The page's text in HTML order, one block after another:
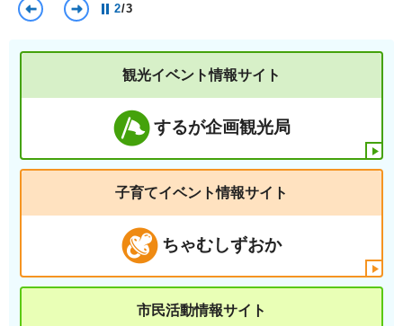
前のスライドを表示
2/3
観光イベント情報サイト
するが企画観光局
子育てイベント情報サイト
ちゃむしずおか
市民活動情報サイト